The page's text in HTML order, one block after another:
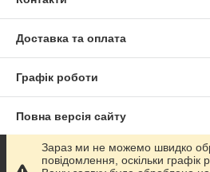
Доставка та оплата
Графік роботи
Повна версія сайту
Сайт створено на маркетплейсі
Зараз ми не можемо швидко
повідомлення, оскільки графік